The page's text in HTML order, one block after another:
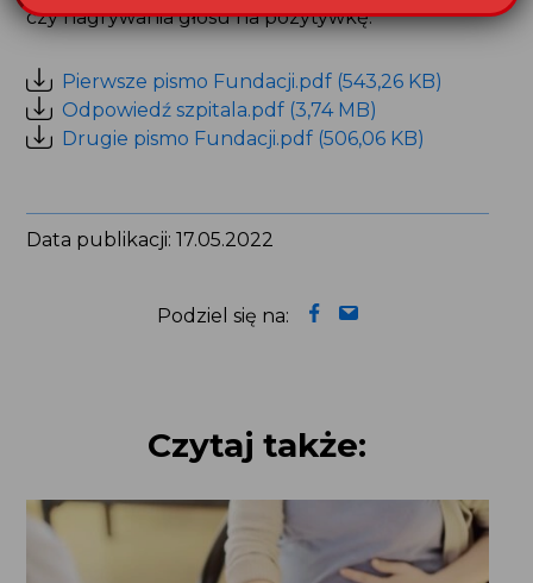
czy nagrywania głosu na pozytywkę.
Pierwsze pismo Fundacji.pdf (543,26 KB)
Odpowiedź szpitala.pdf (3,74 MB)
Drugie pismo Fundacji.pdf (506,06 KB)
Data publikacji: 17.05.2022
Podziel się na:
Czytaj także: